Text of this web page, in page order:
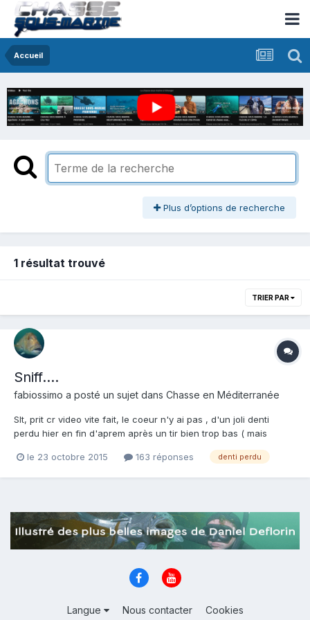
Accueil
Plus d’options de recherche
1 résultat trouvé
TRIER PAR
Sniff….
fabiossimo a posté un sujet dans Chasse en Méditerranée
Slt, prit cr video vite fait, le coeur n'y ai pas , d'un joli denti
perdu hier en fin d'aprem après un tir bien trop bas ( mais
poisson le croyant fait alors que le bougre était juste blessé… a
le 23 octobre 2015 163 réponses denti perdu
Langue Nous contacter Cookies